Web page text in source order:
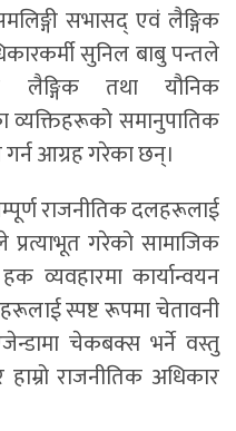
सभासद् एवं लैङ्गिक
सुनिल बाबु पन्तले
लैङ्गिक तथा यौनिक
समानुपातिक
गर्न आग्रह गरेका छन्।
राजनीतिक दलहरूलाई
गरेको सामाजिक
व्यवहारमा कार्यान्वयन
स्पष्ट रूपमा चेतावनी
चेकबक्स भर्ने वस्तु
हाम्रो राजनीतिक अधिकार